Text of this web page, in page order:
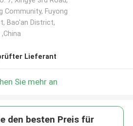
Community, Fuyong
Bao'an District,
Lieferant
Sie mehr an
den besten Preis für